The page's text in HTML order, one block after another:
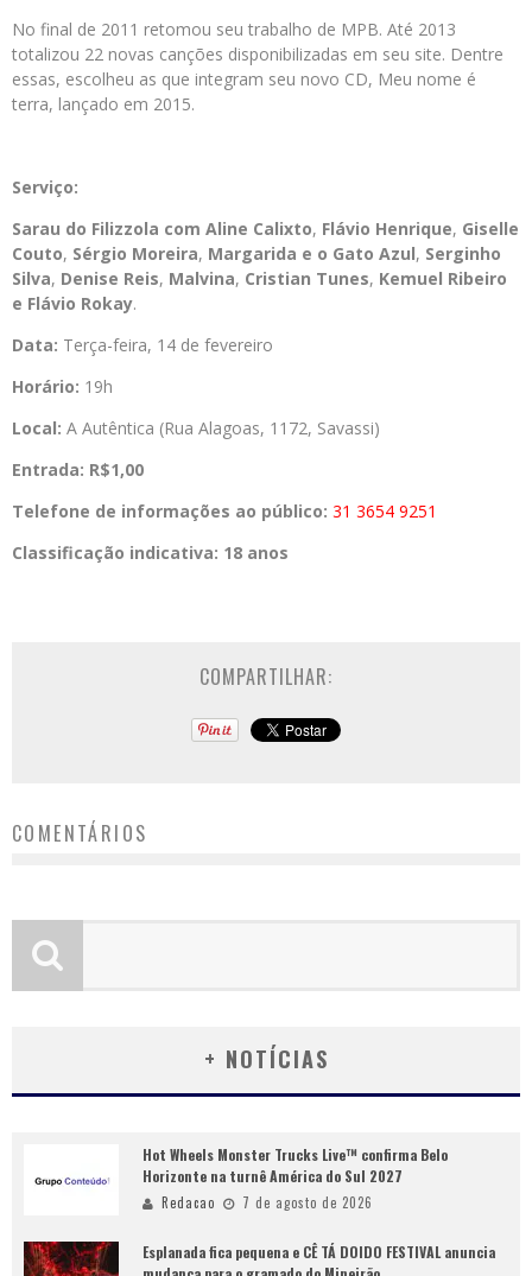
No final de 2011 retomou seu trabalho de MPB. Até 2013
totalizou 22 novas canções disponibilizadas em seu site. Dentre
essas, escolheu as que integram seu novo CD, Meu nome é
terra, lançado em 2015.
Serviço:
Sarau do Filizzola com Aline Calixto, Flávio Henrique, Giselle
Couto, Sérgio Moreira, Margarida e o Gato Azul, Serginho
Silva, Denise Reis, Malvina, Cristian Tunes, Kemuel Ribeiro
e Flávio Rokay.
Data: Terça-feira, 14 de fevereiro
Horário: 19h
Local: A Autêntica (Rua Alagoas, 1172, Savassi)
Entrada: R$1,00
Telefone de informações ao público: 31 3654 9251
Classificação indicativa: 18 anos
COMPARTILHAR:
COMENTÁRIOS
+ NOTÍCIAS
Hot Wheels Monster Trucks Live™ confirma Belo
Horizonte na turnê América do Sul 2027
Redacao 7 de agosto de 2026
Esplanada fica pequena e CÊ TÁ DOIDO FESTIVAL anuncia